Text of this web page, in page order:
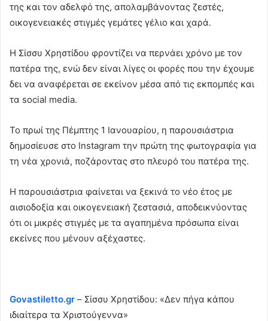
της και τον αδελφό της, απολαμβάνοντας ζεστές,
οικογενειακές στιγμές γεμάτες γέλιο και χαρά.
Η Σίσσυ Χρηστίδου φροντίζει να περνάει χρόνο με τον
πατέρα της, ενώ δεν είναι λίγες οι φορές που την έχουμε
δει να αναφέρεται σε εκείνον μέσα από τις εκπομπές και
τα social media.
Το πρωί της Πέμπτης 1 Ιανουαρίου, η παρουσιάστρια
δημοσίευσε στο Instagram την πρώτη της φωτογραφία για
τη νέα χρονιά, ποζάροντας στο πλευρό του πατέρα της.
Η παρουσιάστρια φαίνεται να ξεκινά το νέο έτος με
αισιοδοξία και οικογενειακή ζεστασιά, αποδεικνύοντας
ότι οι μικρές στιγμές με τα αγαπημένα πρόσωπα είναι
εκείνες που μένουν αξέχαστες.
Govastiletto.gr – Σίσσυ Χρηστίδου: «Δεν πήγα κάπου
ιδιαίτερα τα Χριστούγεννα»